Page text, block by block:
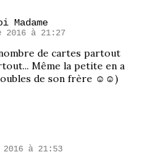
Madame
2016 à 21:27
de cartes partout
Même la petite en a
de son frère ☺☺)
2016 à 21:53